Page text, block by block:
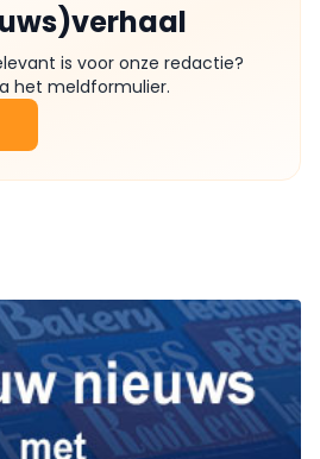
is voor onze redactie?
het meldformulier.